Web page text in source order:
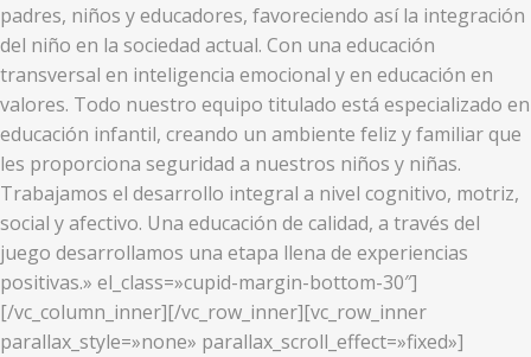
padres, niños y educadores, favoreciendo así la integración
del niño en la sociedad actual. Con una educación
transversal en inteligencia emocional y en educación en
valores. Todo nuestro equipo titulado está especializado en
educación infantil, creando un ambiente feliz y familiar que
les proporciona seguridad a nuestros niños y niñas.
Trabajamos el desarrollo integral a nivel cognitivo, motriz,
social y afectivo. Una educación de calidad, a través del
juego desarrollamos una etapa llena de experiencias
positivas.» el_class=»cupid-margin-bottom-30″]
[/vc_column_inner][/vc_row_inner][vc_row_inner
parallax_style=»none» parallax_scroll_effect=»fixed»]